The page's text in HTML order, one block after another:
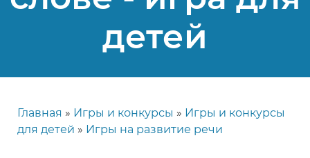
детей
Строка
Главная Игры и конкурсы
Игры и конкурсы
для детей
Игры на развитие речи